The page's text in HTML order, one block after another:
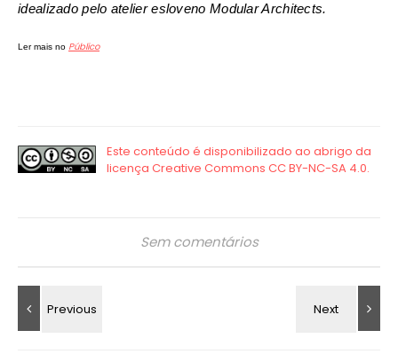
idealizado pelo atelier esloveno Modular Architects.
Ler mais no Público
Sem comentários